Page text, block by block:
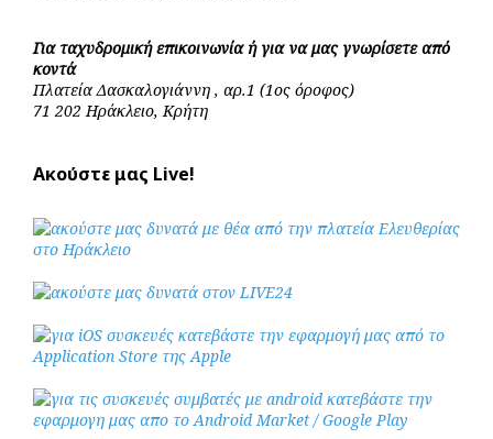
Για ταχυδρομική επικοινωνία ή για να μας γνωρίσετε από
κοντά
Πλατεία Δασκαλογιάννη , αρ.1 (1ος όροφος)
71 202 Ηράκλειο, Κρήτη
Ακούστε μας Live!